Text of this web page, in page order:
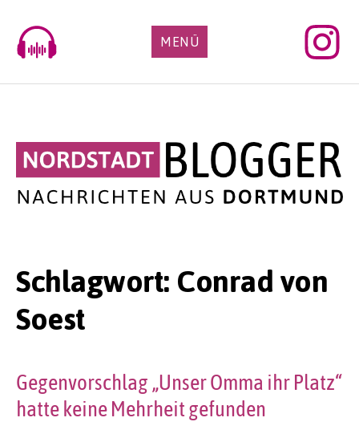
content
MENÜ
Schlagwort: Conrad von
Soest
Gegenvorschlag „Unser Omma ihr Platz“
hatte keine Mehrheit gefunden